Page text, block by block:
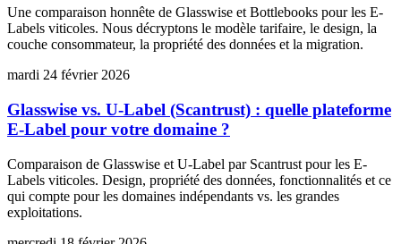
Une comparaison honnête de Glasswise et Bottlebooks pour les E-
Labels viticoles. Nous décryptons le modèle tarifaire, le design, la
couche consommateur, la propriété des données et la migration.
mardi 24 février 2026
Glasswise vs. U-Label (Scantrust) : quelle plateforme
E-Label pour votre domaine ?
Comparaison de Glasswise et U-Label par Scantrust pour les E-
Labels viticoles. Design, propriété des données, fonctionnalités et ce
qui compte pour les domaines indépendants vs. les grandes
exploitations.